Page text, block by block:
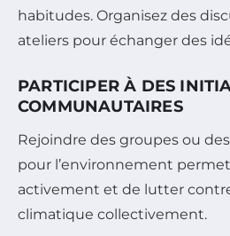
habitudes. Organisez des
ateliers pour échanger des
PARTICIPER À DES
COMMUNAUTAIRES
Rejoindre des groupes ou
pour l’environnement
activement et de lutter
climatique collectivement.